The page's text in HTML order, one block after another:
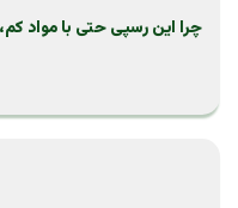
چرا این رسپی حتی با مواد